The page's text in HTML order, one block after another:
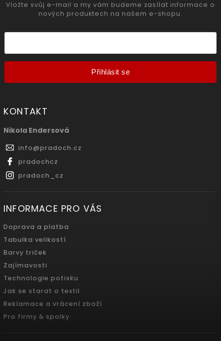
Vložte svůj e-mail a my vám budeme zasílat informace o
nových produktech na našem e-shopu.
Přihlásit se
KONTAKT
Nikola Endersová
info@pradoch.cz
pradochcz
pradoch_cz
INFORMACE PRO VÁS
Doprava a platba
Tabulka velikostí
Barvy triček
Zajímavosti
Technologie potisku
Jak se starat o textil
Reklamace a vrácení zboží
Pro firmy & spolky